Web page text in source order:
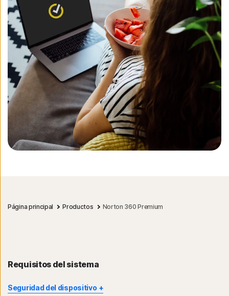
Página principal Productos Norton 360 Premium
Requisitos del sistema
Seguridad del dispositivo